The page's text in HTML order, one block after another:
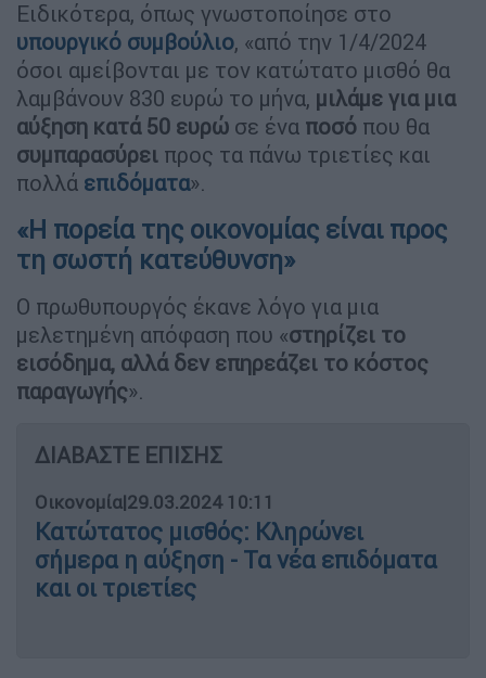
Ειδικότερα, όπως γνωστοποίησε στο
υπουργικό συμβούλιο, «από την 1/4/2024
όσοι αμείβονται με τον κατώτατο μισθό θα
λαμβάνουν 830 ευρώ το μήνα, μιλάμε για μια
αύξηση κατά 50 ευρώ σε ένα ποσό που θα
συμπαρασύρει προς τα πάνω τριετίες και
πολλά επιδόματα».
«Η πορεία της οικονομίας είναι προς
τη σωστή κατεύθυνση»
Ο πρωθυπουργός έκανε λόγο για μια
μελετημένη απόφαση που «στηρίζει το
εισόδημα, αλλά δεν επηρεάζει το κόστος
παραγωγής».
ΔΙΑΒΑΣΤΕ ΕΠΙΣΗΣ
Οικονομία|29.03.2024 10:11
Κατώτατος μισθός: Κληρώνει
σήμερα η αύξηση - Τα νέα επιδόματα
και οι τριετίες